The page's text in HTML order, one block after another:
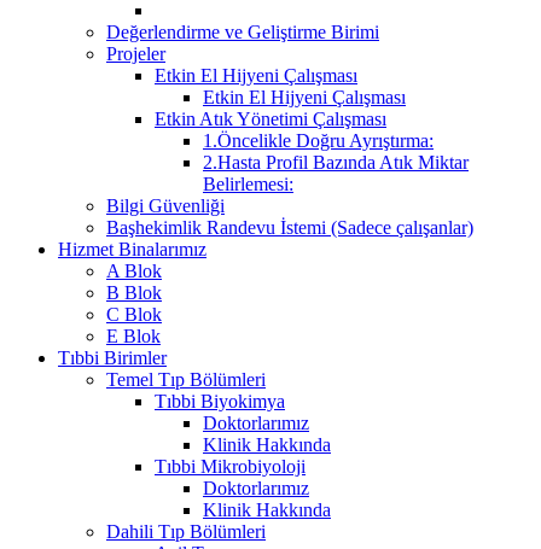
Değerlendirme ve Geliştirme Birimi
Projeler
Etkin El Hijyeni Çalışması
Etkin El Hijyeni Çalışması
Etkin Atık Yönetimi Çalışması
1.Öncelikle Doğru Ayrıştırma:
2.Hasta Profil Bazında Atık Miktar
Belirlemesi:
Bilgi Güvenliği
Başhekimlik Randevu İstemi (Sadece çalışanlar)
Hizmet Binalarımız
A Blok
B Blok
C Blok
E Blok
Tıbbi Birimler
Temel Tıp Bölümleri
Tıbbi Biyokimya
Doktorlarımız
Klinik Hakkında
Tıbbi Mikrobiyoloji
Doktorlarımız
Klinik Hakkında
Dahili Tıp Bölümleri